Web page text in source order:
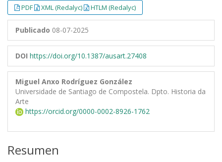
PDF XML (Redalyc) HTLM (Redalyc)
Publicado 08-07-2025
DOI https://doi.org/10.1387/ausart.27408
Miguel Anxo Rodríguez González
Universidade de Santiago de Compostela. Dpto. Historia da
Arte
https://orcid.org/0000-0002-8926-1762
Resumen